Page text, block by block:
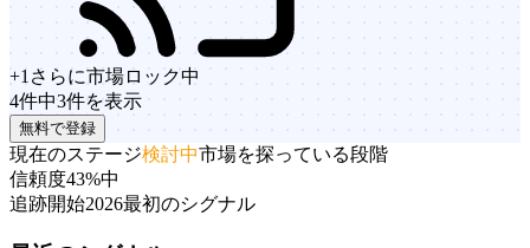
+1 さらに市場ロック中
4件中3件を表示
無料で登録
現在のステージ検討中市場を探っている段階
信頼度43%中
追跡開始2026最初のシグナル